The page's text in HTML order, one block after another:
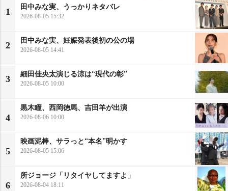
1
田中みな実、うっかりネタバレ
2026-08-05 15:32
2
田中みな実、妊娠発表後初の公の場
2026-08-05 14:41
3
細田佳央太演じる涼は“現代の彰”
2026-08-05 10:00
4
黒木瞳、西岡徳馬、吉田羊が出演
2026-08-06 10:00
5
映画泥棒、サラっと“本名”明かす
2026-08-05 15:06
6
所ジョージ「リタイヤしてますよ」
2026-08-04 18:11